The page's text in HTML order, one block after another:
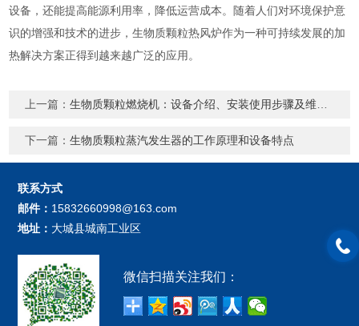
设备，还能提高能源利用率，降低运营成本。随着人们对环境保护意
识的增强和技术的进步，生物质颗粒热风炉作为一种可持续发展的加
热解决方案正得到越来越广泛的应用。
上一篇：生物质颗粒燃烧机：设备介绍、安装使用步骤及维护保养
下一篇：生物质颗粒蒸汽发生器的工作原理和设备特点
联系方式
邮件： 15832660998@163.com
地址： 大城县城南工业区
微信扫描关注我们：